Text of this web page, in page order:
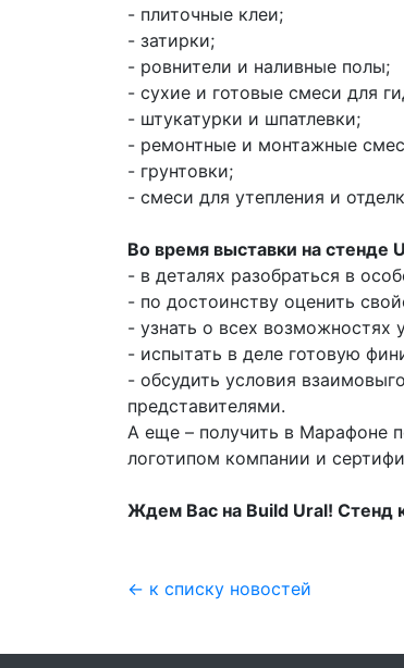
- плиточные клеи;
- затирки;
- ровнители и наливные полы;
- сухие и готовые смеси для
- штукатурки и шпатлевки;
- ремонтные и монтажные
- грунтовки;
- смеси для утепления и
Во время выставки на стенде
- в деталях разобраться в
- по достоинству оценить
- узнать о всех возможностях
- испытать в деле готовую
- обсудить условия
представителями.
А еще – получить в Марафоне
логотипом компании и
Ждем Вас на Build Ural! Cтенд
← к списку новостей